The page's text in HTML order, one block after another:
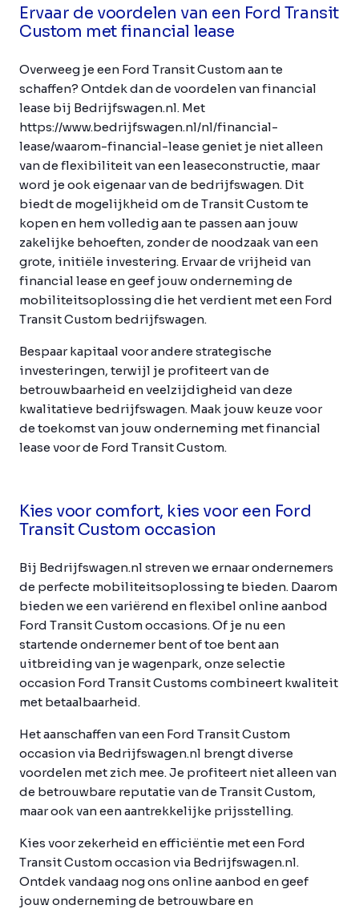
Ervaar de voordelen van een Ford Transit
Custom met financial lease
Overweeg je een Ford Transit Custom aan te
schaffen? Ontdek dan de voordelen van financial
lease bij Bedrijfswagen.nl. Met
https://www.bedrijfswagen.nl/nl/financial-
lease/waarom-financial-lease geniet je niet alleen
van de flexibiliteit van een leaseconstructie, maar
word je ook eigenaar van de bedrijfswagen. Dit
biedt de mogelijkheid om de Transit Custom te
kopen en hem volledig aan te passen aan jouw
zakelijke behoeften, zonder de noodzaak van een
grote, initiële investering. Ervaar de vrijheid van
financial lease en geef jouw onderneming de
mobiliteitsoplossing die het verdient met een Ford
Transit Custom bedrijfswagen.
Bespaar kapitaal voor andere strategische
investeringen, terwijl je profiteert van de
betrouwbaarheid en veelzijdigheid van deze
kwalitatieve bedrijfswagen. Maak jouw keuze voor
de toekomst van jouw onderneming met financial
lease voor de Ford Transit Custom.
Kies voor comfort, kies voor een Ford
Transit Custom occasion
Bij Bedrijfswagen.nl streven we ernaar ondernemers
de perfecte mobiliteitsoplossing te bieden. Daarom
bieden we een variërend en flexibel online aanbod
Ford Transit Custom occasions. Of je nu een
startende ondernemer bent of toe bent aan
uitbreiding van je wagenpark, onze selectie
occasion Ford Transit Customs combineert kwaliteit
met betaalbaarheid.
Het aanschaffen van een Ford Transit Custom
occasion via Bedrijfswagen.nl brengt diverse
voordelen met zich mee. Je profiteert niet alleen van
de betrouwbare reputatie van de Transit Custom,
maar ook van een aantrekkelijke prijsstelling.
Kies voor zekerheid en efficiëntie met een Ford
Transit Custom occasion via Bedrijfswagen.nl.
Ontdek vandaag nog ons online aanbod en geef
jouw onderneming de betrouwbare en